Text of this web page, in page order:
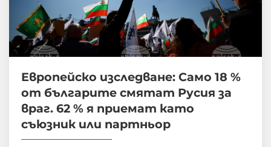
Европейско изследване: Само 18 %
от българите смятат Русия за
враг. 62 % я приемат като
съюзник или партньор